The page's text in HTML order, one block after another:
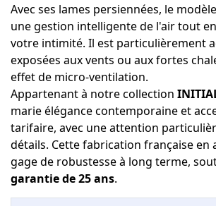
Avec ses lames persiennées, le modèle
une gestion intelligente de l'air tout
votre intimité. Il est particulièrement
exposées aux vents ou aux fortes
effet de micro-ventilation.
Appartenant à notre collection
marie élégance contemporaine et
tarifaire, avec une attention
détails. Cette fabrication française en
gage de robustesse à long terme,
garantie de 25 ans.